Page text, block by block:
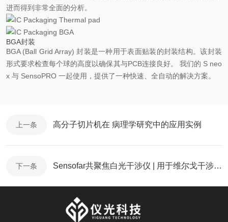
进而得到非常全面的分析。
BGA封装
BGA (Ball Grid Array) 封装是一种用于表面贴装的封装结构。该封装
形式要求检查每个球的高度以确保其与PCB连接良好。 我们的 S neo
x 与 SensoPRO 一起使用，提供了一种快速、全自动的解决方案。
上一条 高分子切片机在 病理学研究中的应用实例
下一条 Sensofar共聚焦白光干涉仪 | 用于维尔戈干涉仪仪器挡板的粗糙度表征